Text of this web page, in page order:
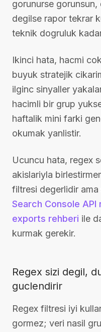
gorunurse
degilse rapor tekrar
teknik dogruluk
Ikinci hata, hacmi
buyuk stratejik
ilginc sinyaller
hacimli bir grup
haftalik mini farki
okumak yanlistir.
Ucuncu hata, regex
akislariyla
filtresi degerlidir
Search Console API
exports rehberi ile
kurmak gerekir.
Regex sizi degil,
guclendirir
Regex filtresi iyi
gormez; veri nasil